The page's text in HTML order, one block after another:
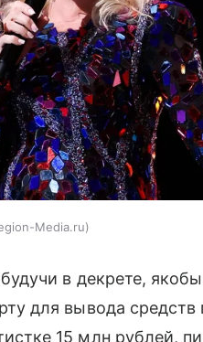
Media.ru
в декрете,
для вывода средств
15 млн рублей,